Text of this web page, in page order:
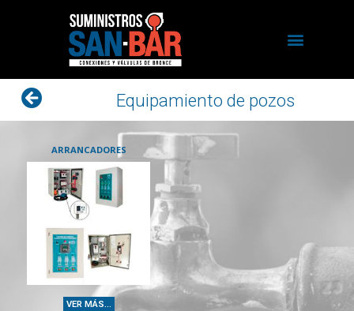
Equipamiento de pozos
ARRANCADORES
VER MÁS...